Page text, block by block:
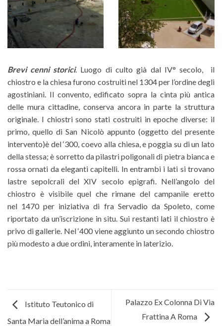
Brevi cenni storici. Luogo di culto già dal IV° secolo, il
chiostro e la chiesa furono costruiti nel 1304 per l’ordine degli
agostiniani. Il convento, edificato sopra la cinta più antica
delle mura cittadine, conserva ancora in parte la struttura
originale. I chiostri sono stati costruiti in epoche diverse: il
primo, quello di San Nicolò appunto (oggetto del presente
intervento)è del ‘300, coevo alla chiesa, e poggia su di un lato
della stessa; è sorretto da pilastri poligonali di pietra bianca e
rossa ornati da eleganti capitelli. In entrambi i lati si trovano
lastre sepolcrali del XIV secolo epigrafi. Nell’angolo del
chiostro è visibile quel che rimane del campanile eretto
nel 1470 per iniziativa di fra Servadio da Spoleto, come
riportato da un’iscrizione in situ. Sui restanti lati il chiostro è
privo di gallerie. Nel ‘400 viene aggiunto un secondo chiostro
più modesto a due ordini, interamente in laterizio.
Istituto Teutonico di
Santa Maria dell’anima a Roma
Palazzo Ex Colonna Di Via
Frattina A Roma